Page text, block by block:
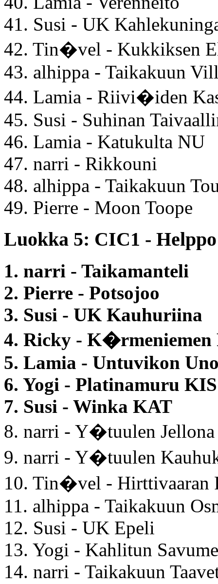
41. Susi - UK
42. Tin�vel - Kukkiksen
43. alhippa - Taikakuun
44. Lamia - Riivi�iden
45. Susi - Suhinan
46. Lamia - Katukulta NU
47. narri - Rikkouni
48. alhippa - Taikakuun
49. Pierre - Moon Toope
Luokka 5: CIC1 -
1. narri - Taikamanteli
2. Pierre - Potsojoo
3. Susi - UK Kauhuriina
4. Ricky - K�rmeniemen
5. Lamia - Untuvikon
6. Yogi - Platinamuru
7. Susi - Winka KAT
8. narri - Y�tuulen Jellona
9. narri - Y�tuulen
10. Tin�vel - Hirttivaaran
11. alhippa - Taikakuun
12. Susi - UK Epeli
13. Yogi - Kahlitun
14. narri - Taikakuun